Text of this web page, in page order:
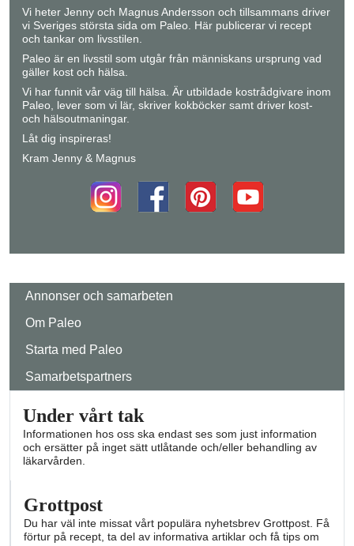
Vi heter Jenny och Magnus Andersson och tillsammans driver
vi Sveriges största sida om Paleo. Här publicerar vi recept
och tankar om livsstilen.
Paleo är en livsstil som utgår från människans ursprung vad
gäller kost och hälsa.
Vi har funnit vår väg till hälsa. Är utbildade kostrådgivare inom
Paleo, lever som vi lär, skriver kokböcker samt driver kost-
och hälsoutmaningar.
Låt dig inspireras!
Kram Jenny & Magnus
Annonser och samarbeten
Om Paleo
Starta med Paleo
Samarbetspartners
Under vårt tak
Informationen hos oss ska endast ses som just information
och ersätter på inget sätt utlåtande och/eller behandling av
läkarvården.
Grottpost
Du har väl inte missat vårt populära nyhetsbrev Grottpost. Få
förtur på recept, ta del av informativa artiklar och få tips om